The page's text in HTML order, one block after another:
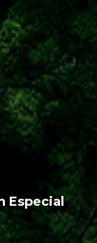
Especial